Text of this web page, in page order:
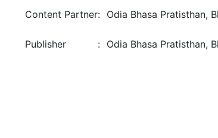
Content Partner: Odia Bhasa Pratisthan,
Publisher : Odia Bhasa Pratisthan,